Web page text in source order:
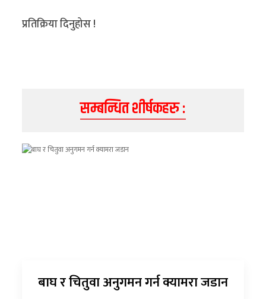
प्रतिक्रिया दिनुहोस !
सम्बन्धित शीर्षकहरु :
बाघ र चितुवा अनुगमन गर्न क्यामरा जडान